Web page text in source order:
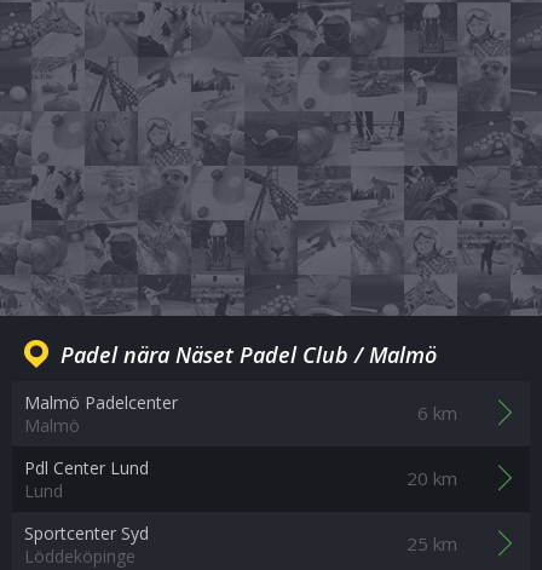
Padel nära Näset Padel Club / Malmö
Malmö Padelcenter
Malmö
6 km
Pdl Center Lund
Lund
20 km
Sportcenter Syd
Löddeköpinge
25 km